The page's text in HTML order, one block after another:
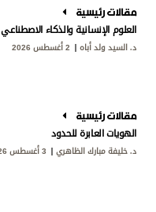
مقالات رئيسية
العلوم الإنسانية والذكاء الاصطناعي
د. السيد ولد أباه 2 أغسطس 2026
مقالات رئيسية
الهويات العابرة للحدود
د. خليفة مبارك الظاهري 3 أغسطس 2026